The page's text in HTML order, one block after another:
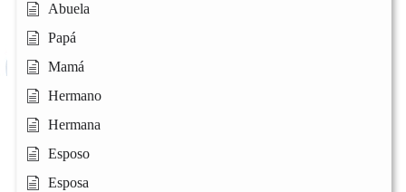
Abuela
Papá
Mamá
Hermano
Hermana
Esposo
Esposa